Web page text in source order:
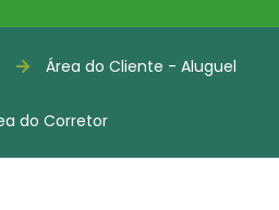
Área do Cliente - Aluguel
do Corretor